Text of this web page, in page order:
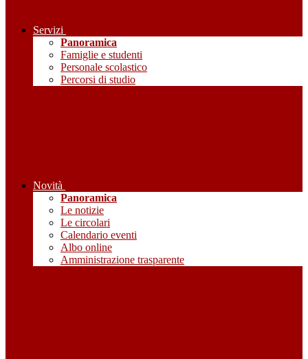
Servizi
Panoramica
Famiglie e studenti
Personale scolastico
Percorsi di studio
Novità
Panoramica
Le notizie
Le circolari
Calendario eventi
Albo online
Amministrazione trasparente